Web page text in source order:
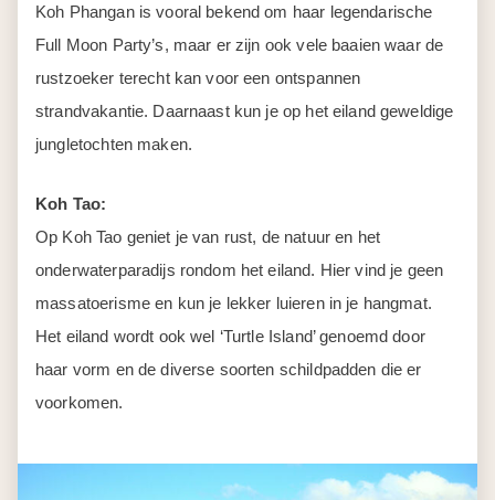
Koh Phangan is vooral bekend om haar legendarische
Full Moon Party’s, maar er zijn ook vele baaien waar de
rustzoeker terecht kan voor een ontspannen
strandvakantie. Daarnaast kun je op het eiland geweldige
jungletochten maken.
Koh Tao:
Op Koh Tao geniet je van rust, de natuur en het
onderwaterparadijs rondom het eiland. Hier vind je geen
massatoerisme en kun je lekker luieren in je hangmat.
Het eiland wordt ook wel ‘Turtle Island’ genoemd door
haar vorm en de diverse soorten schildpadden die er
voorkomen.